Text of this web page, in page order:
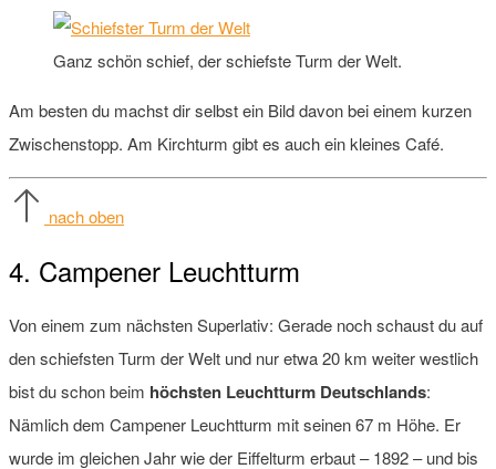
Ganz schön schief, der schiefste Turm der Welt.
Am besten du machst dir selbst ein Bild davon bei einem kurzen
Zwischenstopp. Am Kirchturm gibt es auch ein kleines Café.
nach oben
4. Campener Leuchtturm
Von einem zum nächsten Superlativ: Gerade noch schaust du auf
den schiefsten Turm der Welt und nur etwa 20 km weiter westlich
bist du schon beim höchsten Leuchtturm Deutschlands:
Nämlich dem Campener Leuchtturm mit seinen 67 m Höhe. Er
wurde im gleichen Jahr wie der Eiffelturm erbaut – 1892 – und bis